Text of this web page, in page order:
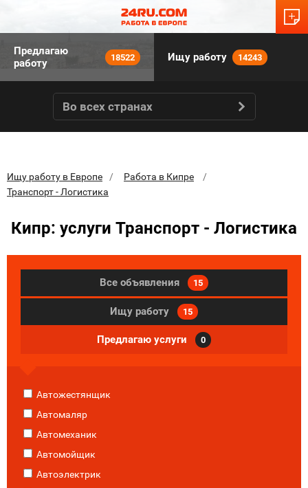
Предлагаю
работу
18522 Ищу работу 14243
Во всех странах
Ищу работу в Европе
Работа в Кипре
Транспорт - Логистика
Кипр: услуги Транспорт - Логистика
Все объявления 15
Ищу работу 15
Предлагаю услуги 0
Автожестянщик
Автомаляр
Автомеханик
Автомойщик
Автоэлектрик